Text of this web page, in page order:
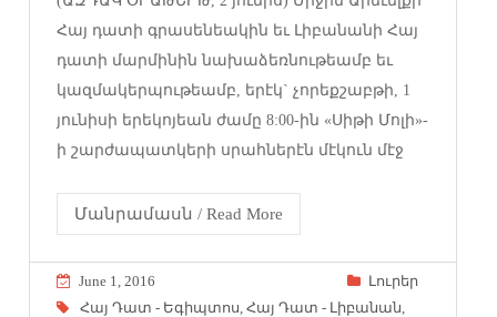
Հայ դատի գրասենեակին եւ Լիբանանի Հայ
դատի մարմինին նախաձեռնութեամբ եւ
կազմակերպութեամբ, երէկ` չորեքշաբթի, 1
յունիսի երեկոյեան ժամը 8:00-ին «Սիթի Մոլի»-
ի շարժապատկերի սրահներէն մէկուն մէջ
Մանրամասն / Read More
June 1, 2016
Լուրեր
Հայ Դատ - Եգիպտոս ,Հայ Դատ - Լիբանան